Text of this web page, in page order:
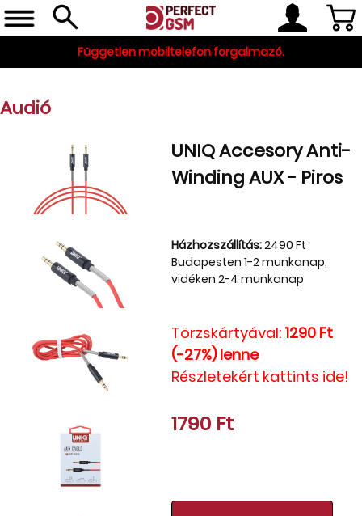
Független mobiltelefon forgalmazó.
Audió
UNIQ Accesory Anti-
Winding AUX - Piros
Házhozszállítás:2490 Ft
Budapesten 1-2 munkanap,
vidéken 2-4 munkanap
Törzskártyával: 1290 Ft
(-27%) lenne
Részletekért kattints ide!
1790 Ft
Telefon, tablet, okosóra
Készleten
Gyári tartozékok
Tartozékok
Tok, kábel, töltő, tartó
Szállítás, fizetés, garancia
Kapcsolat
Cégünkről, elérhetőségek